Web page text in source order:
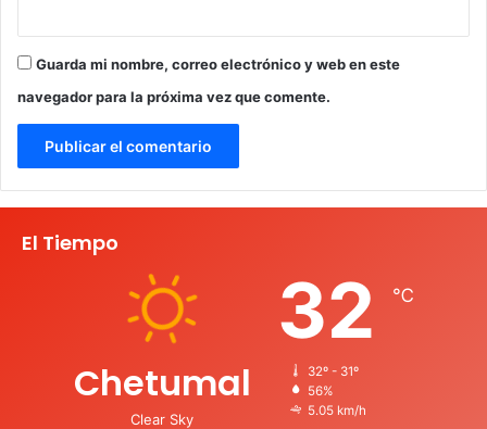
Guarda mi nombre, correo electrónico y web en este
navegador para la próxima vez que comente.
El Tiempo
Chetumal
Clear Sky
32 ℃
32º - 31º
56%
5.05 km/h